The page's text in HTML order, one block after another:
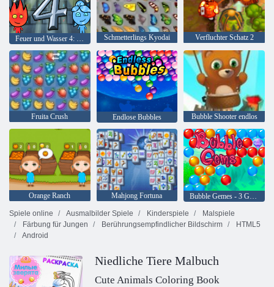
Schmetterlings Kyodai Verfluchter Schatz 2
Fruita Crush Endlose Bubbles Bubble Shooter endlos
Orange Ranch Mahjong Fortuna
Bubble Gemes - 3 Gewinnt
Spiele online
Ausmalbilder Spiele Kinderspiele
Malspiele
Färbung für Jungen
Berührungsempfindlicher Bildschirm
HTML5
Android
Niedliche Tiere Malbuch
Cute Animals Coloring Book